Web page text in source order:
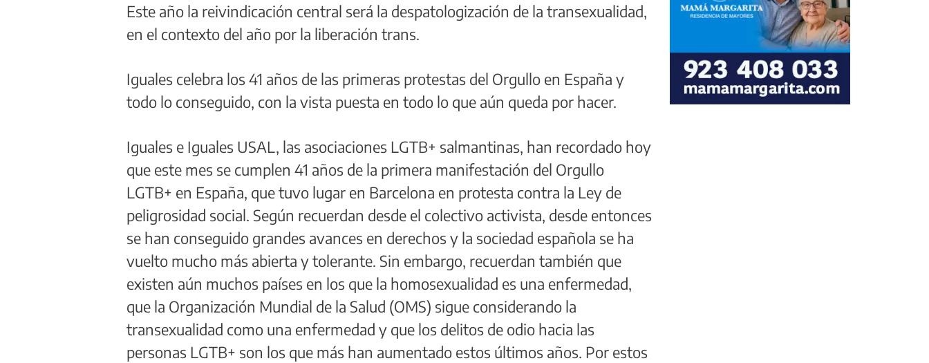
Este año la reivindicación central será la despatologización de la transexualidad,
en el contexto del año por la liberación trans.
Iguales celebra los 41 años de las primeras protestas del Orgullo en España y
todo lo conseguido, con la vista puesta en todo lo que aún queda por hacer.
Iguales e Iguales USAL, las asociaciones LGTB+ salmantinas, han recordado hoy
que este mes se cumplen 41 años de la primera manifestación del Orgullo
LGTB+ en España, que tuvo lugar en Barcelona en protesta contra la Ley de
peligrosidad social. Según recuerdan desde el colectivo activista, desde entonces
se han conseguido grandes avances en derechos y la sociedad española se ha
vuelto mucho más abierta y tolerante. Sin embargo, recuerdan también que
existen aún muchos países en los que la homosexualidad es una enfermedad,
que la Organización Mundial de la Salud (OMS) sigue considerando la
transexualidad como una enfermedad y que los delitos de odio hacia las
personas LGTB+ son los que más han aumentado estos últimos años. Por estos